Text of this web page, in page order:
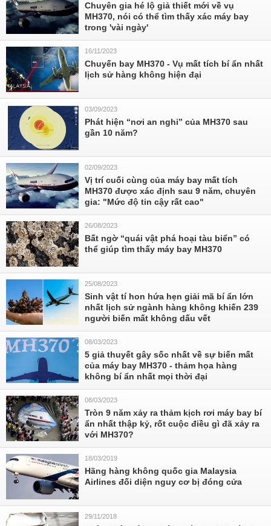
Chuyên gia hé lộ giả thiết mới về vụ
MH370, nói có thể tìm thấy xác máy bay
trong 'vài ngày'
16/11/2023
Chuyến bay MH370 - Vụ mất tích bí ẩn nhất
lịch sử hàng không hiện đại
03/09/2023
Phát hiện “nơi an nghỉ” của MH370 sau
gần 10 năm?
02/09/2023
Vị trí cuối cùng của máy bay mất tích
MH370 được xác định sau 9 năm, chuyên
gia: "Mức độ tin cậy rất cao"
26/08/2023
Bất ngờ “quái vật phá hoại tàu biển” có
thể giúp tìm thấy máy bay MH370
25/08/2023
Sinh vật tí hon hứa hẹn giải mã bí ẩn lớn
nhất lịch sử ngành hàng không khiến 239
người biến mất không dấu vết
08/03/2023
5 giả thuyết gây sốc nhất về sự biến mất
của máy bay MH370 - thảm họa hàng
không bí ẩn nhất mọi thời đại
08/03/2023
Tròn 9 năm xảy ra thảm kịch rơi máy bay bí
ẩn nhất thập kỷ, rốt cuộc điều gì đã xảy ra
với MH370?
18/03/2019
Hãng hàng không quốc gia Malaysia
Airlines đối diện nguy cơ bị đóng cửa
29/11/2018